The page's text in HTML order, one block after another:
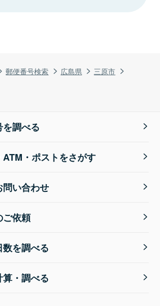
郵便番号検索 広島県
三原市
調べる
ATM・ポストをさがす
問い合わせ
ご依頼
数を調べる
・調べる